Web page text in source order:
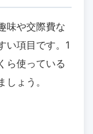
味や交際費な
い項目です。1
ら使っている
ょう。